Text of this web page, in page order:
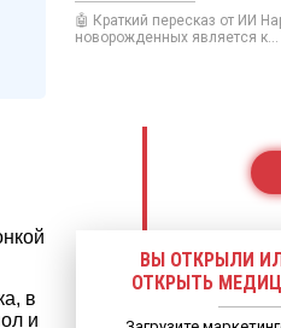
в
и
🤖 Краткий пересказ от ИИ
новорожденных является к...
ВЫ ОТКРЫЛИ
ОТКРЫТЬ